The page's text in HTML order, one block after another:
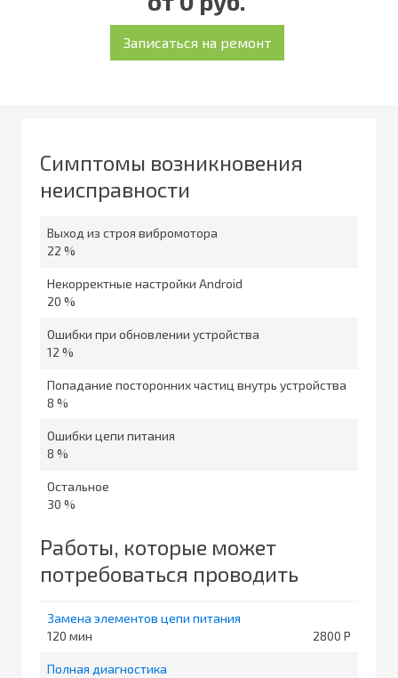
Симптомы возникновения
неисправности
Выход из строя вибромотора
22 %
Некорректные настройки Android
20 %
Ошибки при обновлении устройства
12 %
Попадание посторонних частиц внутрь устройства
8 %
Ошибки цепи питания
8 %
Остальное
30 %
Работы, которые может
потребоваться проводить
Замена элементов цепи питания
120
2800
Полная диагностика